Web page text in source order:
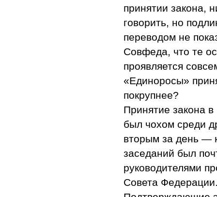
принятии закона,
говорить, но
переводом не
Совфеда, что те
проявляется
«Единоросы»
покрупнее?
Принятие закона
был чохом среди
вторым за день —
заседаний был
руководителями
Совета